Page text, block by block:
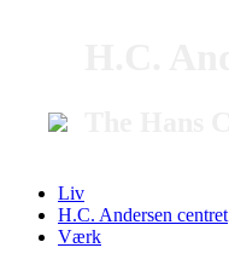
Liv
H.C. Andersen centret
Værk